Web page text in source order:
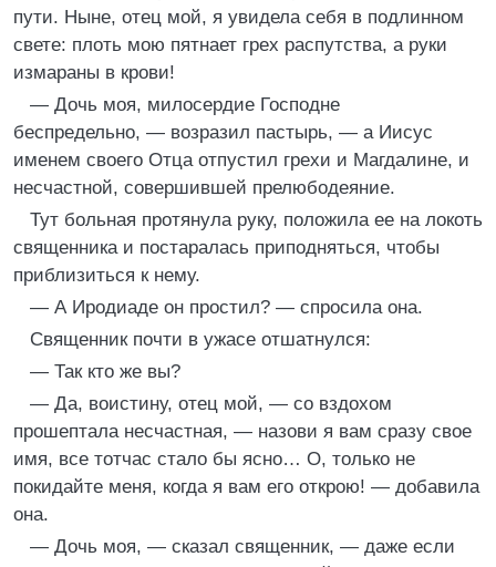
пути. Ныне, отец мой, я увидела себя в подлинном
свете: плоть мою пятнает грех распутства, а руки
измараны в крови!
— Дочь моя, милосердие Господне
беспредельно, — возразил пастырь, — а Иисус
именем своего Отца отпустил грехи и Магдалине, и
несчастной, совершившей прелюбодеяние.
Тут больная протянула руку, положила ее на локоть
священника и постаралась приподняться, чтобы
приблизиться к нему.
— А Иродиаде он простил? — спросила она.
Священник почти в ужасе отшатнулся:
— Так кто же вы?
— Да, воистину, отец мой, — со вздохом
прошептала несчастная, — назови я вам сразу свое
имя, все тотчас стало бы ясно… О, только не
покидайте меня, когда я вам его открою! — добавила
она.
— Дочь моя, — сказал священник, — даже если